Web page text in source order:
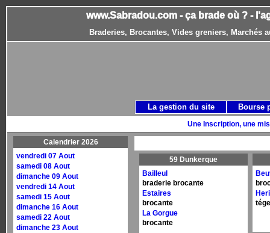
www.Sabradou.com - ça brade où ? -
Braderies, Brocantes, Vides greniers, Marchés
Une Inscription, une
Calendrier 2026
vendredi 07 Aout
samedi 08 Aout
dimanche 09 Aout
vendredi 14 Aout
samedi 15 Aout
dimanche 16 Aout
samedi 22 Aout
dimanche 23 Aout
59 Dunkerque
Bailleul
braderie brocante
Estaires
brocante
La Gorgue
brocante
La gestion du site Bourse